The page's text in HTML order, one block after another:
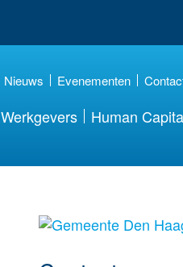
Nieuws Evenementen
Werkgevers Human
Meer werkgever